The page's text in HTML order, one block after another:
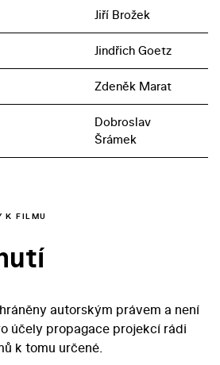
Jiří Brožek
Jindřich Goetz
Zdeněk Marat
Dobroslav
Šrámek
K FILMU
autorským právem a není
účely propagace projekcí rádi
k tomu určené.